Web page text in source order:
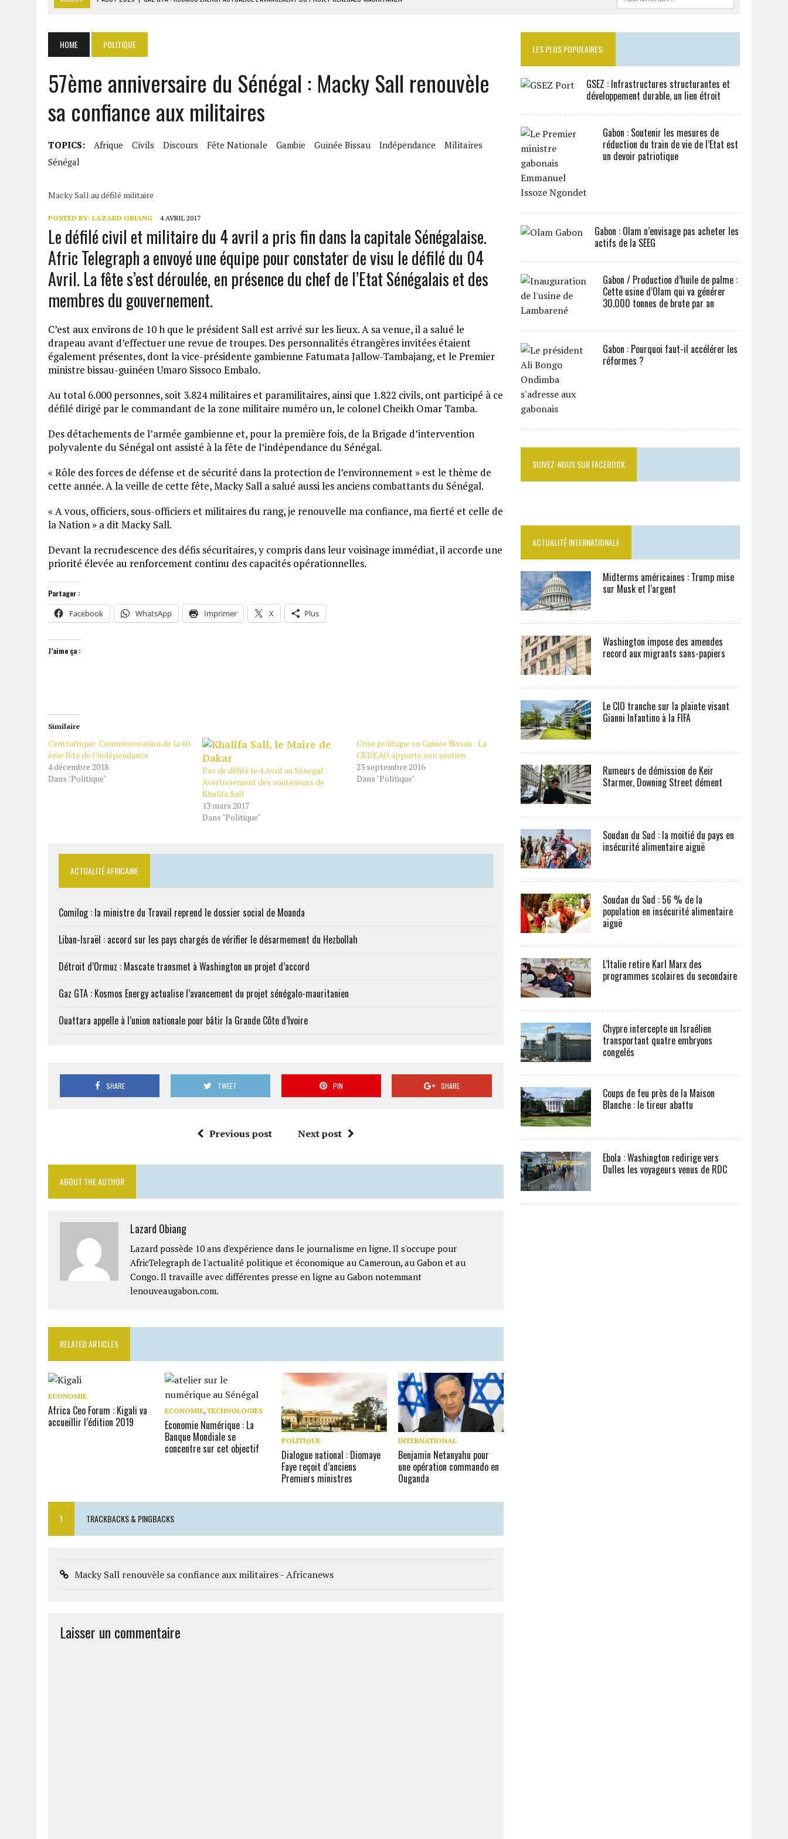
8 AOÛT 2026 | LIBAN-ISRAËL : ACCORD SUR LES PAYS CHARGÉS DE VÉRIFIER LE DÉSARMEMENT DU HEZBOLLAH
8 AOÛT 2026
DÉTROIT D’ORMUZ : MASCATE TRANSMET À WASHINGTON UN PROJET D’ACCORD
HOME POLITIQUE
57ème anniversaire du Sénégal : Macky Sall renouvèle
sa confiance aux militaires
TOPICS: Afrique Civils Discours Fête Nationale Gambie Guinée Bissau Indépendance
Militaires
Sénégal
Macky Sall au défilé militaire
POSTED BY: LAZARD OBIANG 4 AVRIL 2017
Le défilé civil et militaire du 4 avril a pris fin dans la capitale Sénégalaise.
Afric Telegraph a envoyé une équipe pour constater de visu le défilé du 04
Avril. La fête s’est déroulée, en présence du chef de l’Etat Sénégalais et des
membres du gouvernement.
C’est aux environs de 10 h que le président Sall est arrivé sur les lieux. A sa venue, il a salué le
drapeau avant d’effectuer une revue de troupes. Des personnalités étrangères invitées étaient
également présentes, dont la vice-présidente gambienne Fatumata Jallow-Tambajang, et le Premier
ministre bissau-guinéen Umaro Sissoco Embalo.
Au total 6.000 personnes, soit 3.824 militaires et paramilitaires, ainsi que 1.822 civils, ont participé à ce
défilé dirigé par le commandant de la zone militaire numéro un, le colonel Cheikh Omar Tamba.
Des détachements de l’armée gambienne et, pour la première fois, de la Brigade d’intervention
polyvalente du Sénégal ont assisté à la fête de l’indépendance du Sénégal.
« Rôle des forces de défense et de sécurité dans la protection de l’environnement » est le thème de
cette année. A la veille de cette fête, Macky Sall a salué aussi les anciens combattants du Sénégal.
« A vous, officiers, sous-officiers et militaires du rang, je renouvelle ma confiance, ma fierté et celle de
la Nation » a dit Macky Sall.
Devant la recrudescence des défis sécuritaires, y compris dans leur voisinage immédiat, il accorde une
priorité élevée au renforcement continu des capacités opérationnelles.
Partager :
Facebook WhatsApp Imprimer X Plus
J’aime ça :
Similaire
Centrafrique: Commémoration de la 60
ème fête de l’indépendance
4 décembre 2018
Dans "Politique"
Pas de défilé le 4 Avril au Sénégal :
Avertissement des souteneurs de
Khalifa Sall
13 mars 2017
Dans "Politique"
Crise politique en Guinée Bissau : La
CEDEAO apporte son soutien
23 septembre 2016
Dans "Politique"
ACTUALITÉ AFRICAINE
Comilog : la ministre du Travail reprend le dossier social de Moanda
Liban-Israël : accord sur les pays chargés de vérifier le désarmement du Hezbollah
Détroit d’Ormuz : Mascate transmet à Washington un projet d’accord
Gaz GTA : Kosmos Energy actualise l’avancement du projet sénégalo-mauritanien
Ouattara appelle à l’union nationale pour bâtir la Grande Côte d’Ivoire
SHARE TWEET PIN SHARE
Previous post Next post
ABOUT THE AUTHOR
Lazard Obiang
Lazard possède 10 ans d'expérience dans le journalisme en ligne. Il s'occupe pour
AfricTelegraph de l'actualité politique et économique au Cameroun, au Gabon et au
Congo. Il travaille avec différentes presse en ligne au Gabon notemmant
lenouveaugabon.com.
RELATED ARTICLES
ECONOMIE
Africa Ceo Forum : Kigali va
accueillir l’édition 2019
ECONOMIE,TECHNOLOGIES
Economie Numérique : La
Banque Mondiale se
concentre sur cet objectif
POLITIQUE
Dialogue national : Diomaye
Faye reçoit d’anciens
Premiers ministres
INTERNATIONAL
Benjamin Netanyahu pour
une opération commando en
Ouganda
1 TRACKBACKS & PINGBACKS
Macky Sall renouvèle sa confiance aux militaires - Africanews
Laisser un commentaire
LES PLUS POPULAIRES:
GSEZ : Infrastructures structurantes et
développement durable, un lien étroit
Gabon : Soutenir les mesures de
réduction du train de vie de l’Etat est
un devoir patriotique
Gabon : Olam n’envisage pas acheter les
actifs de la SEEG
Gabon / Production d’huile de palme :
Cette usine d’Olam qui va générer
30.000 tonnes de brute par an
Gabon : Pourquoi faut-il accélérer les
réformes ?
SUIVEZ-NOUS SUR FACEBOOK
ACTUALITÉ INTERNATIONALE
Midterms américaines : Trump mise
sur Musk et l’argent
Washington impose des amendes
record aux migrants sans-papiers
Le CIO tranche sur la plainte visant
Gianni Infantino à la FIFA
Rumeurs de démission de Keir
Starmer, Downing Street dément
Soudan du Sud : la moitié du pays en
insécurité alimentaire aiguë
Soudan du Sud : 56 % de la
population en insécurité alimentaire
aiguë
L’Italie retire Karl Marx des
programmes scolaires du secondaire
Chypre intercepte un Israélien
transportant quatre embryons
congelés
Coups de feu près de la Maison
Blanche : le tireur abattu
Ebola : Washington redirige vers
Dulles les voyageurs venus de RDC